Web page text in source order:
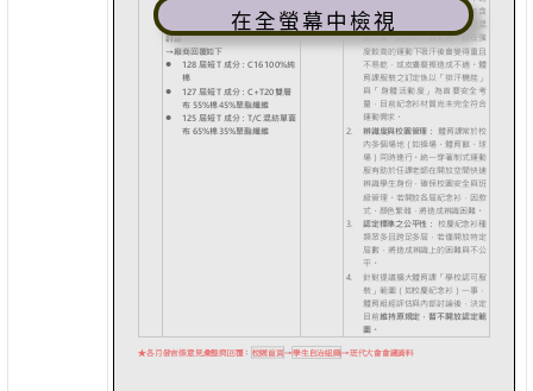
在全螢幕中檢視